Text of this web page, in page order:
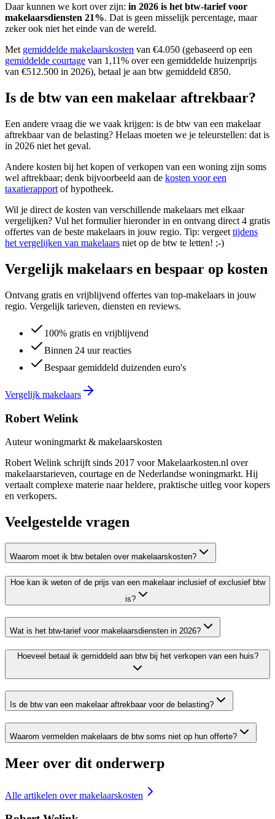
Daar kunnen we kort over zijn: in 2026 is het btw-tarief voor
makelaarsdiensten 21%. Dat is geen misselijk percentage, maar
zeker ook niet het einde van de wereld.
Met gemiddelde makelaarskosten van €4.050 (gebaseerd op een
gemiddelde courtage van 1,11% over een gemiddelde huizenprijs
van €512.500 in 2026), betaal je aan btw gemiddeld €850.
Is de btw van een makelaar aftrekbaar?
Een andere vraag die we vaak krijgen: is de btw van een makelaar
aftrekbaar van de belasting? Helaas moeten we je teleurstellen: dat is
in 2026 niet het geval.
Andere kosten bij het kopen of verkopen van een woning zijn soms
wel aftrekbaar; denk bijvoorbeeld aan de kosten voor een
taxatierapport of hypotheek.
Wil je direct de kosten van verschillende makelaars met elkaar
vergelijken? Vul het formulier hieronder in en ontvang direct 4 gratis
offertes van de beste makelaars in jouw regio. Tip: vergeet tijdens
het vergelijken van makelaars niet op de btw te letten! ;-)
Vergelijk makelaars en bespaar op kosten
Ontvang gratis en vrijblijvend offertes van top-makelaars in jouw
regio. Vergelijk tarieven, diensten en reviews.
100% gratis en vrijblijvend
Binnen 24 uur reacties
Bespaar gemiddeld duizenden euro's
Vergelijk makelaars
Robert Welink
Auteur woningmarkt & makelaarskosten
Robert Welink schrijft sinds 2017 voor Makelaarkosten.nl over
makelaarstarieven, courtage en de Nederlandse woningmarkt. Hij
vertaalt complexe materie naar heldere, praktische uitleg voor kopers
en verkopers.
Veelgestelde vragen
Waarom moet ik btw betalen over makelaarskosten?
Hoe kan ik weten of de prijs van een makelaar inclusief of exclusief btw
is?
Wat is het btw-tarief voor makelaarsdiensten in 2026?
Hoeveel betaal ik gemiddeld aan btw bij het verkopen van een huis?
Is de btw van een makelaar aftrekbaar voor de belasting?
Waarom vermelden makelaars de btw soms niet op hun offerte?
Meer over dit onderwerp
Alle artikelen overmakelaarskosten